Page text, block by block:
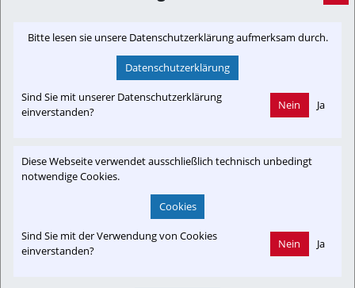
Strecke nach Wies-Eibiswald häufen sich die
Beschwerden von Fahrgästen. Es geht um Verspätungen,
Zugausfälle und fehlende Informationen. Dank einer
Bitte lesen sie unsere Datenschutzerklärung aufmerksam durch.
Datenschutzerklärung
Sind Sie mit unserer Datenschutzerklärung
einverstanden?
Nein Ja
Diese Webseite verwendet ausschließlich technisch unbedingt
notwendige Cookies.
Cookies
Sind Sie mit der Verwendung von Cookies
einverstanden?
Nein Ja